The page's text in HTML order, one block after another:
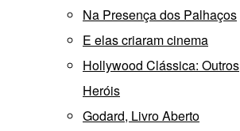
Na Presença dos Palhaços
E elas criaram cinema
Hollywood Clássica: Outros
Heróis
Godard, Livro Aberto